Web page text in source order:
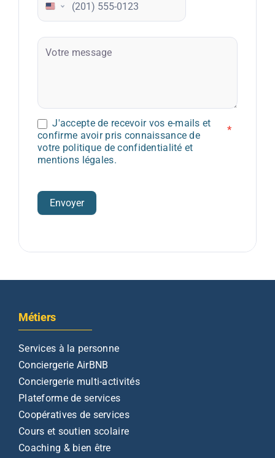
Téléphone
Votre message
*
J'accepte de recevoir vos e-mails et
confirme avoir pris connaissance de
votre politique de confidentialité et
mentions légales.
Envoyer
Métiers
Services à la personne
Conciergerie AirBNB
Conciergerie multi-activités
Plateforme de services
Coopératives de services
Cours et soutien scolaire
Coaching & bien être